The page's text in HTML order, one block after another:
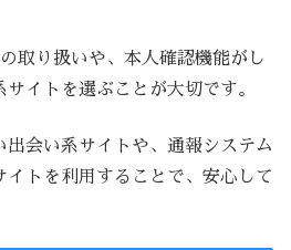
取り扱いや、本人確認機能がし
イトを選ぶことが大切です。
会い系サイトや、通報システム
イトを利用することで、安心して